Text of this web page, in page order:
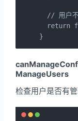
// 用户
return
}
ManageUsers
检查用户是否有